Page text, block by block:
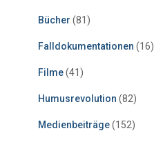
Bücher (81)
Falldokumentationen (16)
Filme(41)
Humusrevolution (82)
Medienbeiträge(152)